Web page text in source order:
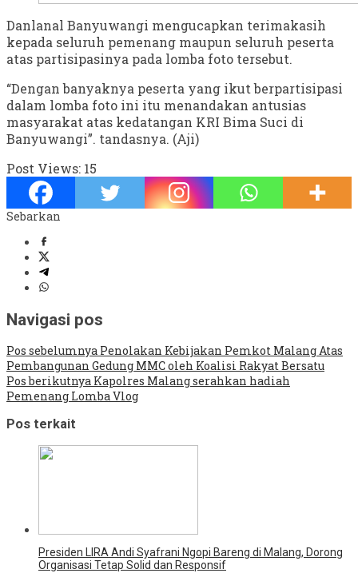
Danlanal Banyuwangi mengucapkan terimakasih
kepada seluruh pemenang maupun seluruh peserta
atas partisipasinya pada lomba foto tersebut.
“Dengan banyaknya peserta yang ikut berpartisipasi
dalam lomba foto ini itu menandakan antusias
masyarakat atas kedatangan KRI Bima Suci di
Banyuwangi”. tandasnya. (Aji)
Post Views: 15
Sebarkan
Navigasi pos
Pos sebelumnya Penolakan Kebijakan Pemkot Malang Atas
Pembangunan Gedung MMC oleh Koalisi Rakyat Bersatu
Pos berikutnya Kapolres Malang serahkan hadiah
Pemenang Lomba Vlog
Pos terkait
Presiden LIRA Andi Syafrani Ngopi Bareng di Malang, Dorong
Organisasi Tetap Solid dan Responsif